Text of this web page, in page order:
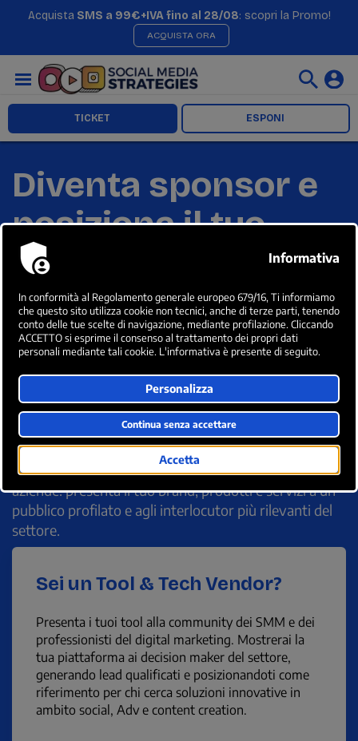
Acquista SMS a 99€+IVA fino al 28/08: scopri la Promo!
ACQUISTA ORA
TICKET ESPONI
Diventa sponsor e
posiziona il tuo
brand come
protagonista del
futuro digitale
Visibilità, contenuti, sessioni live e
partnership strategiche per
rafforzare la tua reputazione nel
settore.
Scopri le opportunità di sponsorship dedicate alle
aziende: presenta il tuo brand, prodotti e servizi a un
pubblico profilato e agli interlocutor più rilevanti del
settore.
Sei un Tool & Tech Vendor?
Presenta i tuoi tool alla community dei SMM e dei
professionisti del digital marketing. Mostrerai la
tua piattaforma ai decision maker del settore,
generando lead qualificati e posizionandoti come
riferimento per chi cerca soluzioni innovative in
ambito social, Adv e content creation.